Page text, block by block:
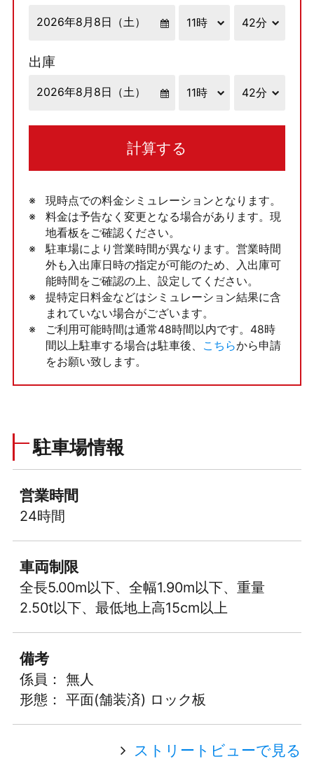
出庫
計算する
現時点での料金シミュレーションとなります。
料金は予告なく変更となる場合があります。現
地看板をご確認ください。
駐車場により営業時間が異なります。営業時間
外も入出庫日時の指定が可能のため、入出庫可
能時間をご確認の上、設定してください。
提特定日料金などはシミュレーション結果に含
まれていない場合がございます。
ご利用可能時間は通常48時間以内です。48時
間以上駐車する場合は駐車後、
こちらから申請
をお願い致します。
駐車場情報
営業時間
24時間
車両制限
全長5.00m以下、全幅1.90m以下、重量
2.50t以下、最低地上高15cm以上
備考
係員： 無人
形態： 平面(舗装済) ロック板
ストリートビューで見る